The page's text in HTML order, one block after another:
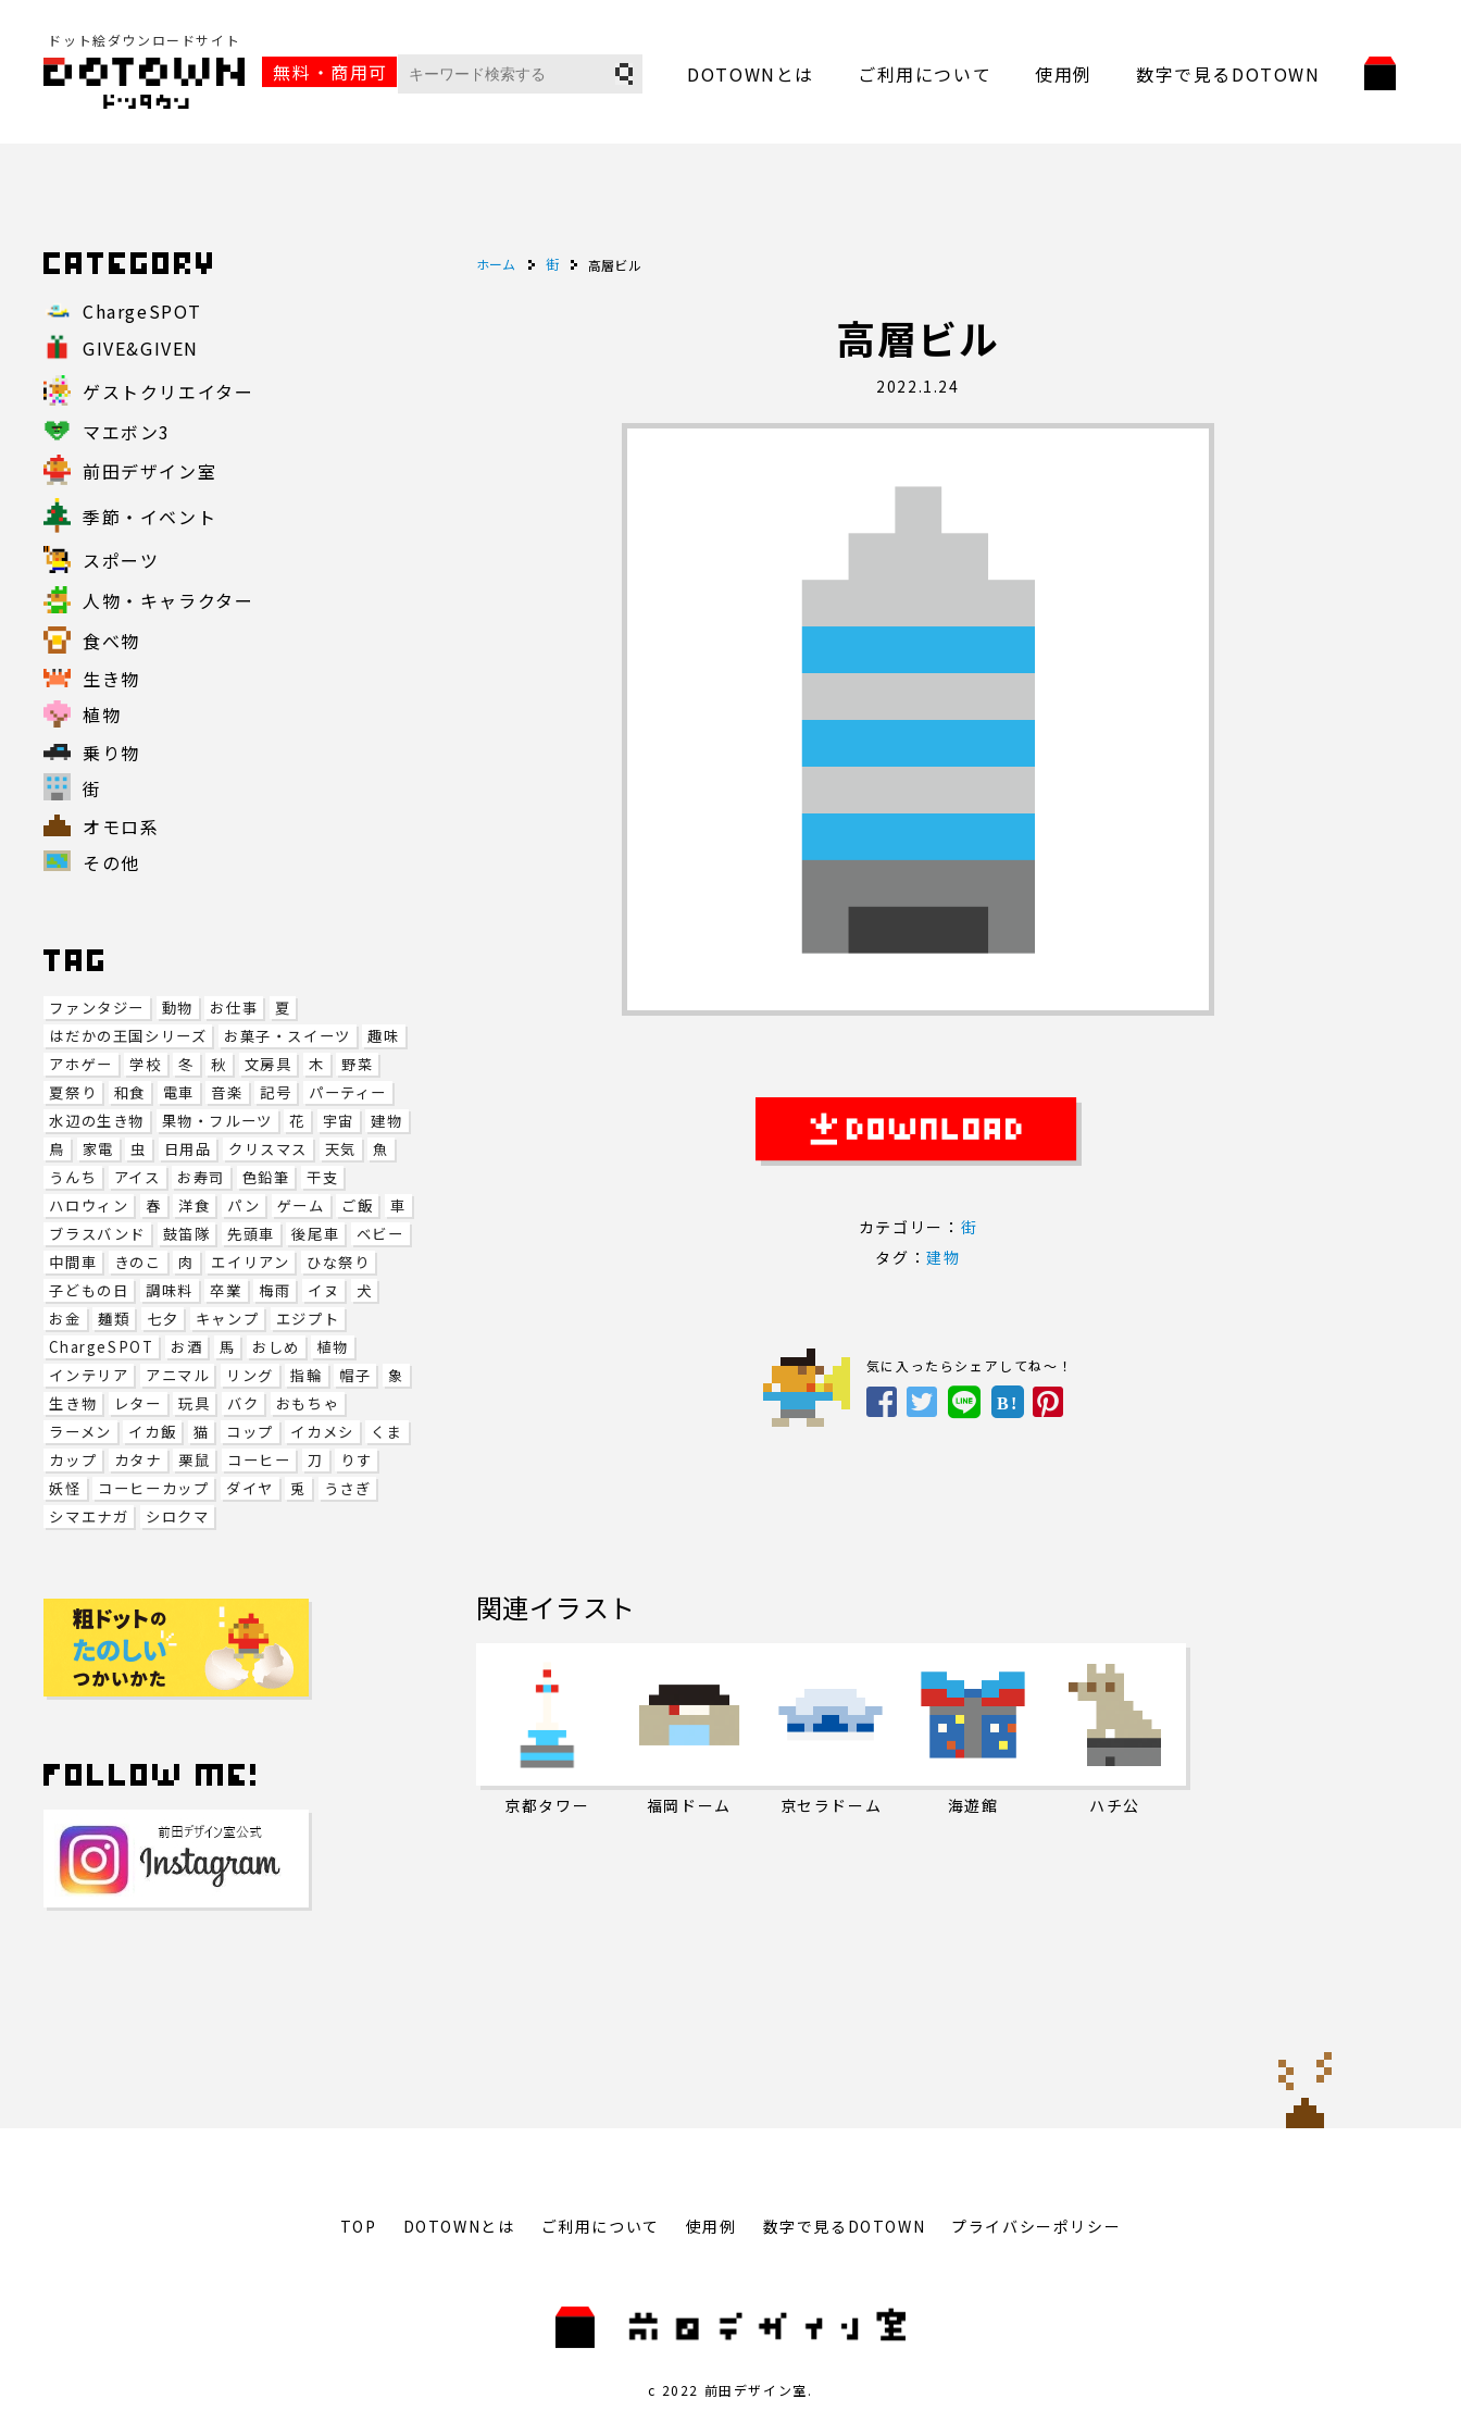
ドット絵ダウンロードサイト
無料・商用可 DOTOWNとは ご利用について 使用例 数字で見るDOTOWN
ChargeSPOT
GIVE&GIVEN
ゲストクリエイター
マエボン3
前田デザイン室
季節・イベント
スポーツ
人物・キャラクター
食べ物
生き物
植物
乗り物
街
オモロ系
その他
ファンタジー 動物 お仕事
夏
はだかの王国シリーズ
お菓子・スイーツ
趣味
アホゲー
学校 冬 秋 文房具 木
野菜
夏祭り
和食 電車 音楽 記号
パーティー
水辺の生き物
果物・フルーツ 花 宇宙
建物
鳥
家電 虫 日用品 クリスマス 天気
魚
うんち
アイス お寿司 色鉛筆
干支
ハロウィン
春 洋食 パン ゲーム ご飯
車
ブラスバンド
鼓笛隊 先頭車 後尾車
ベビー
中間車
きのこ 肉 エイリアン
ひな祭り
子どもの日
調味料 卒業 梅雨 イヌ
犬
お金
麺類 七夕 キャンプ
エジプト
ChargeSPOT
お酒 馬 おしめ
植物
インテリア
アニマル リング 指輪 帽子
象
生き物
レター 玩具 バク
おもちゃ
ラーメン
イカ飯 猫 コップ イカメシ
くま
カップ
カタナ 栗鼠 コーヒー 刀
りす
妖怪
コーヒーカップ ダイヤ 兎
うさぎ
シマエナガ
シロクマ
ホーム 街 高層ビル
高層ビル
2022.1.24
カテゴリー： 街
タグ：建物
気に入ったらシェアしてね～！
B!
関連イラスト
京都タワー 福岡ドーム 京セラドーム 海遊館 ハチ公
TOP DOTOWNとは ご利用について 使用例 数字で見るDOTOWN プライバシーポリシー
c 2022 前田デザイン室.